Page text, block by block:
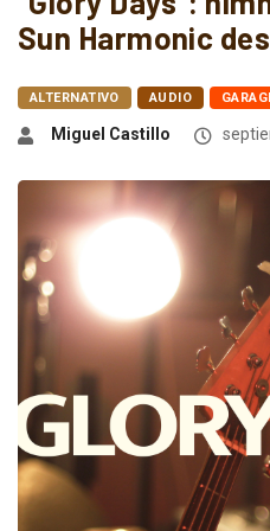
Sun Harmonic
ALTERNATIVO AUDIO
Miguel Castillo